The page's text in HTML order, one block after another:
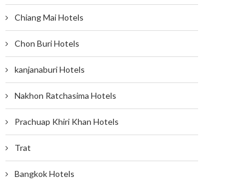
Chiang Mai Hotels
Chon Buri Hotels
kanjanaburi Hotels
Nakhon Ratchasima Hotels
Prachuap Khiri Khan Hotels
Trat
Bangkok Hotels